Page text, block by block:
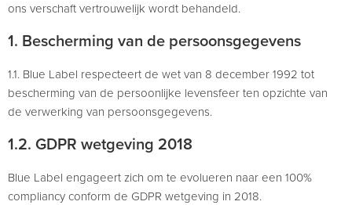
ons verschaft vertrouwelijk wordt behandeld.
1. Bescherming van de persoonsgegevens
1.1. Blue Label respecteert de wet van 8 december 1992 tot
bescherming van de persoonlijke levensfeer ten opzichte van
de verwerking van persoonsgegevens.
1.2. GDPR wetgeving 2018
Blue Label engageert zich om te evolueren naar een 100%
compliancy conform de GDPR wetgeving in 2018.